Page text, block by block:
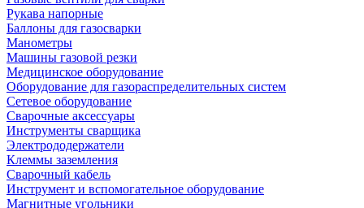
Рукава напорные
Баллоны для газосварки
Манометры
Машины газовой резки
Медицинское оборудование
Оборудование для газораспределительных систем
Сетевое оборудование
Сварочные аксессуары
Инструменты сварщика
Электрододержатели
Клеммы заземления
Сварочный кабель
Инструмент и вспомогательное оборудование
Магнитные угольники